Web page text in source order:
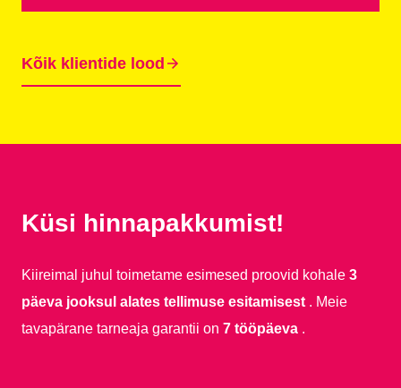
Kõik klientide lood
Küsi hinnapakkumist!
Kiireimal juhul toimetame esimesed proovid kohale 3
päeva jooksul alates tellimuse esitamisest . Meie
tavapärane tarneaja garantii on 7 tööpäeva .